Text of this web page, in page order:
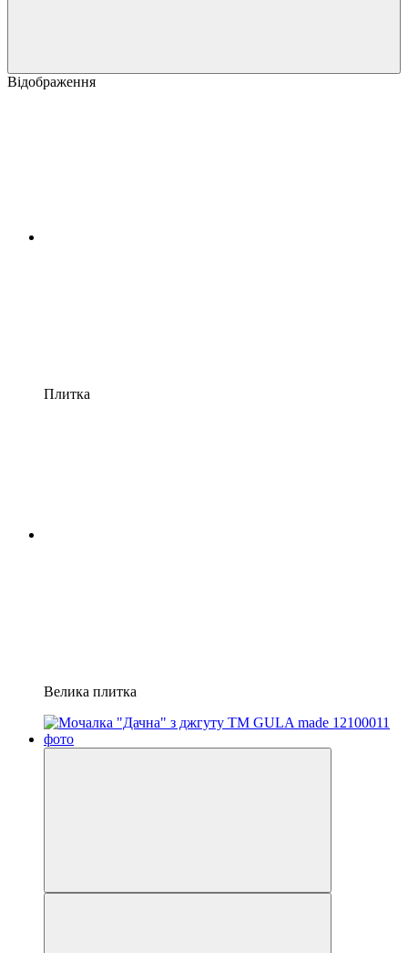
Відображення
Плитка
Велика плитка